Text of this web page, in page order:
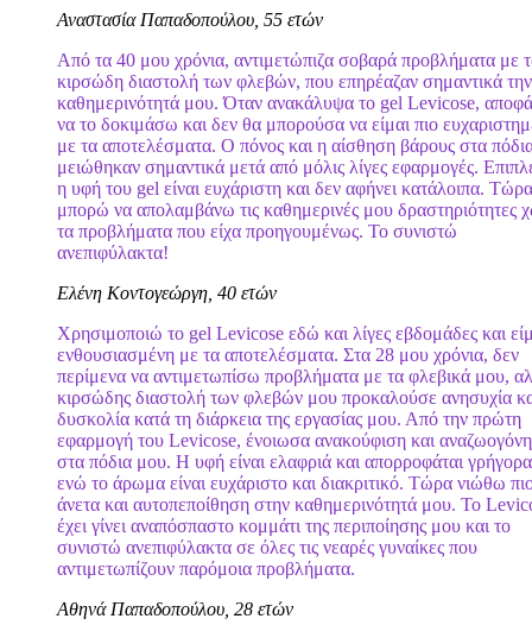
Αναστασία Παπαδοπούλου, 55 ετών
Από τα 40 μου χρόνια, αντιμετώπιζα σοβαρά προβλήματα με
κιρσώδη διαστολή των φλεβών, που επηρέαζαν σημαντικά την
καθημερινότητά μου. Όταν ανακάλυψα το gel Levicose,
να το δοκιμάσω και δεν θα μπορούσα να είμαι πιο
με τα αποτελέσματα. Ο πόνος και η αίσθηση βάρους στα
μειώθηκαν σημαντικά μετά από μόλις λίγες εφαρμογές.
η υφή του gel είναι ευχάριστη και δεν αφήνει κατάλοιπα.
μπορώ να απολαμβάνω τις καθημερινές μου δραστηριότητες
τα προβλήματα που είχα προηγουμένως. Το συνιστώ
ανεπιφύλακτα!
Ελένη Κοντογεώργη, 40 ετών
Χρησιμοποιώ το gel Levicose εδώ και λίγες εβδομάδες και
ενθουσιασμένη με τα αποτελέσματα. Στα 28 μου χρόνια, δεν
περίμενα να αντιμετωπίσω προβλήματα με τα φλεβικά μου,
κιρσώδης διαστολή των φλεβών μου προκαλούσε ανησυχία
δυσκολία κατά τη διάρκεια της εργασίας μου. Από την πρώτη
εφαρμογή του Levicose, ένοιωσα ανακούφιση και
στα πόδια μου. Η υφή είναι ελαφριά και απορροφάται
ενώ το άρωμα είναι ευχάριστο και διακριτικό. Τώρα νιώθω
άνετα και αυτοπεποίθηση στην καθημερινότητά μου. Το
έχει γίνει αναπόσπαστο κομμάτι της περιποίησης μου και το
συνιστώ ανεπιφύλακτα σε όλες τις νεαρές γυναίκες που
αντιμετωπίζουν παρόμοια προβλήματα.
Αθηνά Παπαδοπούλου, 28 ετών